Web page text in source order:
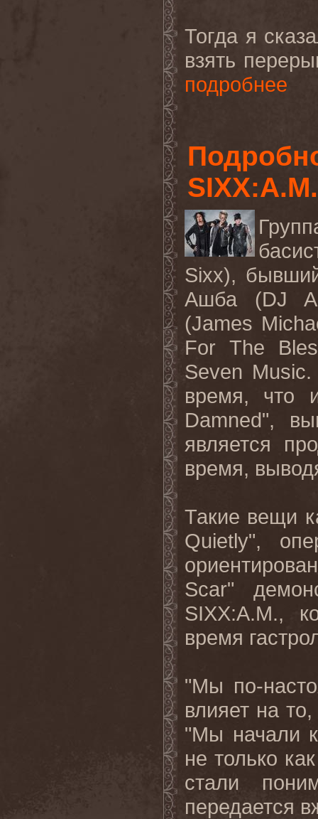
Тогда я
взять
подробнее
SIXX:A.M.
Sixx),
Ашба (DJ
(James
For The
Seven
время, что
Damned",
является
время,
Такие вещи
Quietly",
Scar"
SIXX:A.M.,
время
"Мы по-
влияет на
"Мы начали
не только
стали
передается